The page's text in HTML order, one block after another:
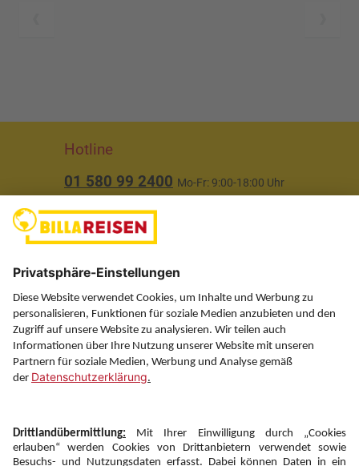
Hotline
01 580 99 2400 Mo-Fr: 9:00-18:00 Uhr
Über uns
Service
Information
Folgen Sie uns auf
Newsletter: